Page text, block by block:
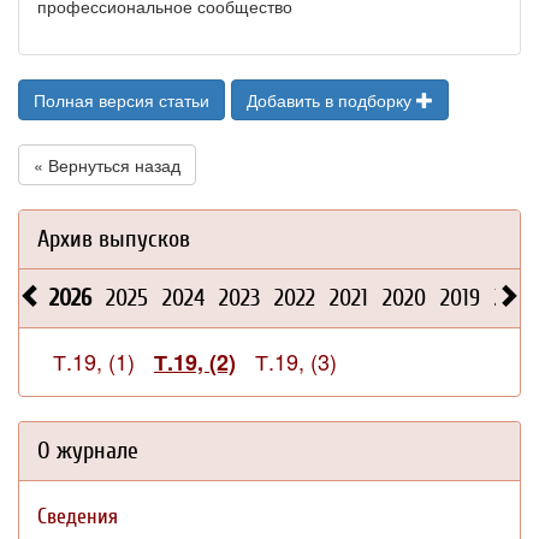
профессиональное сообщество
Полная версия статьи Добавить в подборку
« Вернуться назад
Архив выпусков
2026 2025 2024 2023 2022 2021 2020 2019 2018
Т.19, (1) Т.19, (2) Т.19, (3)
О журнале
Сведения